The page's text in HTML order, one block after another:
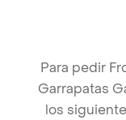
Para pedir
Garrapatas
los